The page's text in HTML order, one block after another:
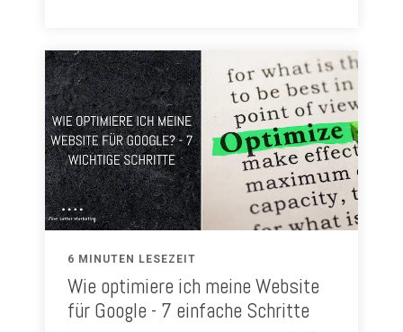
6 MINUTEN LESEZEIT
Wie optimiere ich meine Website
für Google - 7 einfache Schritte